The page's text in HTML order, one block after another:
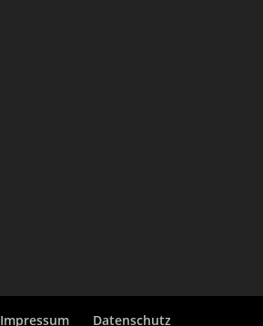
Impressum Datenschutz